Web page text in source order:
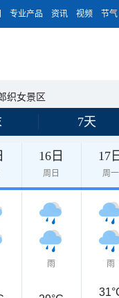
专业产品 资讯 视频 节气
织女景区
7天
16日
周日
17
周一
雨 雨